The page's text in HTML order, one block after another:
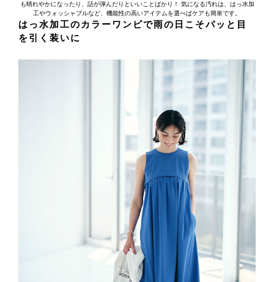
も晴れやかになったり、話が弾んだりといいことばかり！ 気になる汚れは、はっ水加
工やウォッシャブルなど、機能性の高いアイテムを選べばケアも簡単です。
はっ水加工のカラーワンピで雨の日こそパッと目
を引く装いに